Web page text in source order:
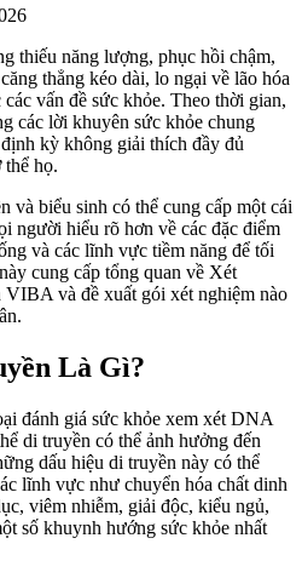
thiếu năng lượng, phục hồi chậm,
thẳng kéo dài, lo ngại về lão hóa
vấn đề sức khỏe. Theo thời gian,
các lời khuyên sức khỏe chung
kỳ không giải thích đầy đủ
họ.
và biểu sinh có thể cung cấp một cái
người hiểu rõ hơn về các đặc điểm
và các lĩnh vực tiềm năng để tối
cung cấp tổng quan về Xét
và đề xuất gói xét nghiệm nào
Là Gì?
đánh giá sức khỏe xem xét DNA
di truyền có thể ảnh hưởng đến
dấu hiệu di truyền này có thể
lĩnh vực như chuyển hóa chất dinh
viêm nhiễm, giải độc, kiểu ngủ,
số khuynh hướng sức khỏe nhất